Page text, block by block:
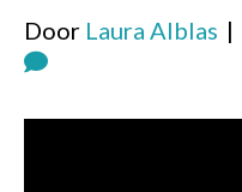
Door Laura Alblas |